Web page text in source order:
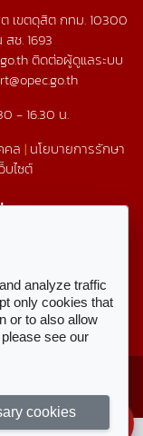
เขตดุสิต กทม. 10300
สช.1693
ติดต่อผู้ดูแลระบบ
- 16.30 น.
คล | นโยบายการรักษา
บไซต์
ลงชื่อเข้าใช้งาน
analyze traffic
only cookies that
or to also allow
see our
cookies